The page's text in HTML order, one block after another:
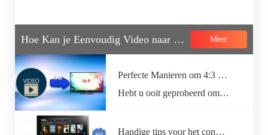
Hoe Kan je Eenvoudig Video naar Tekst Converteren? Meer
Perfecte Manieren om 4:3 naar 16:9 te Converteren
Hebt u ooit geprobeerd om video met 4:3 ratio af te spelen op een 16:9 beeldscherm en was u zeer…
Handige tips voor het converteren van M4V naar MP4